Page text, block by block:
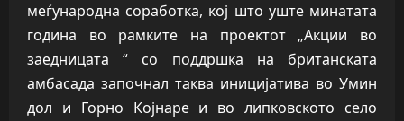
меѓународна соработка, кој што уште минатата
година во рамките на проектот „Акции во
заедницата “ со поддршка на британската
амбасада започнал таква иницијатива во Умин
дол и Горно Којнаре и во липковското село